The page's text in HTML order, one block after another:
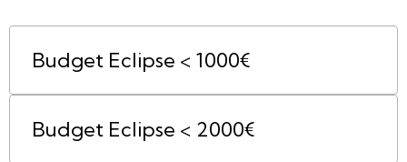
Budget Eclipse < 1000€
Budget Eclipse < 2000€